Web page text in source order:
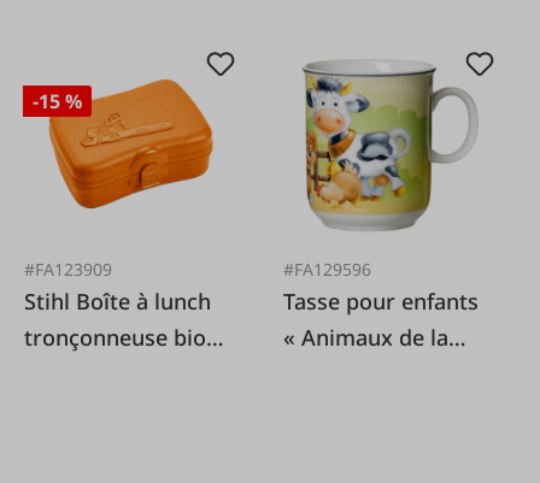
-15 %
#FA123909
Stihl Boîte à lunch
tronçonneuse bio
#FA129596
Tasse pour enfants
« Animaux de la